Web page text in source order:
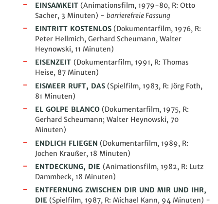
EINSAMKEIT (Animationsfilm, 1979-80, R: Otto
Sacher, 3 Minuten) - barrierefreie Fassung
EINTRITT KOSTENLOS (Dokumentarfilm, 1976, R:
Peter Hellmich, Gerhard Scheumann, Walter
Heynowski, 11 Minuten)
EISENZEIT (Dokumentarfilm, 1991, R: Thomas
Heise, 87 Minuten)
EISMEER RUFT, DAS (Spielfilm, 1983, R: Jörg Foth,
81 Minuten)
EL GOLPE BLANCO (Dokumentarfilm, 1975, R:
Gerhard Scheumann; Walter Heynowski, 70
Minuten)
ENDLICH FLIEGEN (Dokumentarfilm, 1989, R:
Jochen Kraußer, 18 Minuten)
ENTDECKUNG, DIE (Animationsfilm, 1982, R: Lutz
Dammbeck, 18 Minuten)
ENTFERNUNG ZWISCHEN DIR UND MIR UND IHR,
DIE (Spielfilm, 1987, R: Michael Kann, 94 Minuten) -